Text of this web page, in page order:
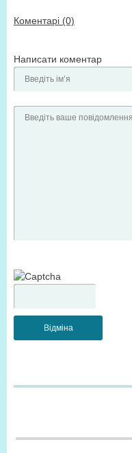
Коментарі (0)
Написати коментар